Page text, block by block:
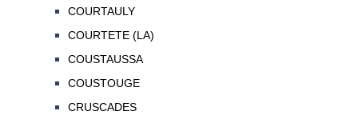
COURTAULY
COURTETE (LA)
COUSTAUSSA
COUSTOUGE
CRUSCADES